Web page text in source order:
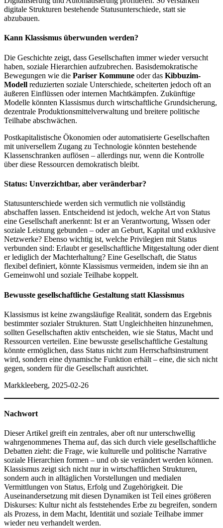
digitale Strukturen bestehende Statusunterschiede, statt sie
abzubauen.
Kann Klassismus überwunden werden?
Die Geschichte zeigt, dass Gesellschaften immer wieder versucht
haben, soziale Hierarchien aufzubrechen. Basisdemokratische
Bewegungen wie die Pariser Kommune oder das Kibbuzim-
Modell reduzierten soziale Unterschiede, scheiterten jedoch oft an
äußeren Einflüssen oder internen Machtkämpfen. Zukünftige
Modelle könnten Klassismus durch wirtschaftliche Grundsicherung,
dezentrale Produktionsmittelverwaltung und breitere politische
Teilhabe abschwächen.
Postkapitalistische Ökonomien oder automatisierte Gesellschaften
mit universellem Zugang zu Technologie könnten bestehende
Klassenschranken auflösen – allerdings nur, wenn die Kontrolle
über diese Ressourcen demokratisch bleibt.
Status: Unverzichtbar, aber veränderbar?
Statusunterschiede werden sich vermutlich nie vollständig
abschaffen lassen. Entscheidend ist jedoch, welche Art von Status
eine Gesellschaft anerkennt: Ist er an Verantwortung, Wissen oder
soziale Leistung gebunden – oder an Geburt, Kapital und exklusive
Netzwerke? Ebenso wichtig ist, welche Privilegien mit Status
verbunden sind: Erlaubt er gesellschaftliche Mitgestaltung oder dient
er lediglich der Machterhaltung? Eine Gesellschaft, die Status
flexibel definiert, könnte Klassismus vermeiden, indem sie ihn an
Gemeinwohl und soziale Teilhabe koppelt.
Bewusste gesellschaftliche Gestaltung statt Klassismus
Klassismus ist keine zwangsläufige Realität, sondern das Ergebnis
bestimmter sozialer Strukturen. Statt Ungleichheiten hinzunehmen,
sollten Gesellschaften aktiv entscheiden, wie sie Status, Macht und
Ressourcen verteilen. Eine bewusste gesellschaftliche Gestaltung
könnte ermöglichen, dass Status nicht zum Herrschaftsinstrument
wird, sondern eine dynamische Funktion erhält – eine, die sich nicht
gegen, sondern für die Gesellschaft ausrichtet.
Markkleeberg, 2025-02-26
Nachwort
Dieser Artikel greift ein zentrales, aber oft nur unterschwellig
wahrgenommenes Thema auf, das sich durch viele gesellschaftliche
Debatten zieht: die Frage, wie kulturelle und politische Narrative
soziale Hierarchien formen – und ob sie verändert werden können.
Klassismus zeigt sich nicht nur in wirtschaftlichen Strukturen,
sondern auch in alltäglichen Vorstellungen und medialen
Vermittlungen von Status, Erfolg und Zugehörigkeit. Die
Auseinandersetzung mit diesen Dynamiken ist Teil eines größeren
Diskurses: Kultur nicht als feststehendes Erbe zu begreifen, sondern
als Prozess, in dem Macht, Identität und soziale Teilhabe immer
wieder neu verhandelt werden.